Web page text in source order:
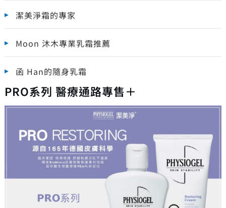
潔美淨霜的專家
Moon 沐木專業乳霜推薦
函 Han的隨身乳霜
PRO系列 醫療通路專售＋